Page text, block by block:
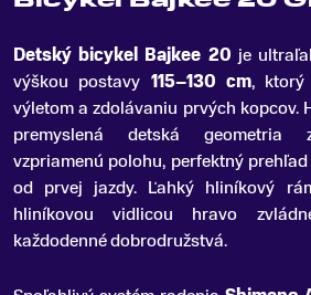
Detský bicykel Bajkee 20 je
výškou postavy 115–130 cm, ktorý
výletom a zdolávaniu prvých kopcov.
premyslená detská geometria
vzpriamenú polohu, perfektný
od prvej jazdy. Ľahký hliníkový
hliníkovou vidlicou hravo
každodenné dobrodružstvá.